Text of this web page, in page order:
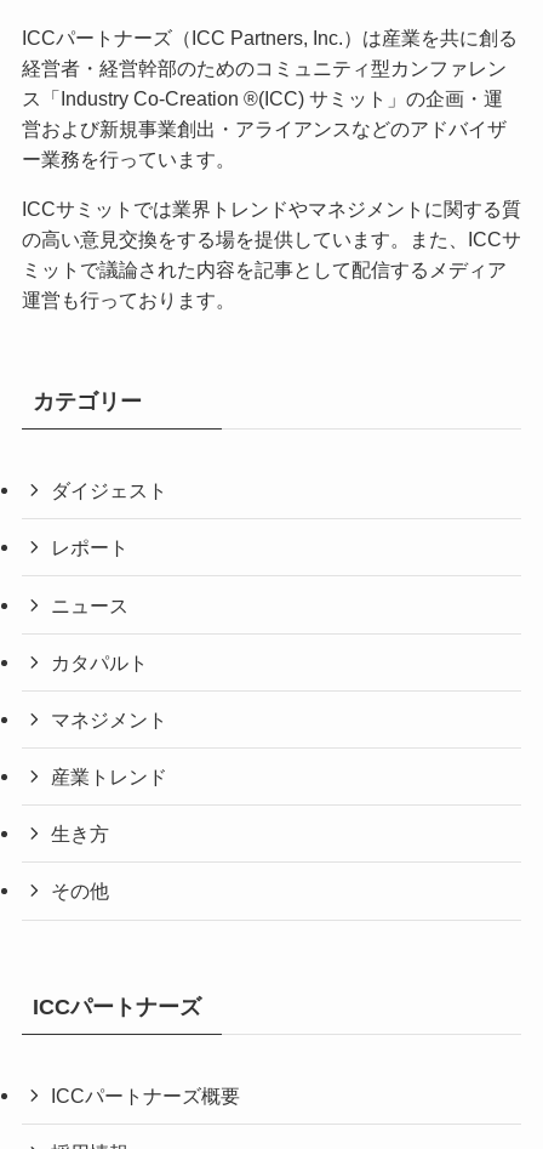
ICCパートナーズ（ICC Partners, Inc.）は産業を共に創る
経営者・経営幹部のためのコミュニティ型カンファレン
ス「Industry Co-Creation ®(ICC) サミット」の企画・運
営および新規事業創出・アライアンスなどのアドバイザ
ー業務を行っています。
ICCサミットでは業界トレンドやマネジメントに関する質
の高い意見交換をする場を提供しています。また、ICCサ
ミットで議論された内容を記事として配信するメディア
運営も行っております。
カテゴリー
ダイジェスト
レポート
ニュース
カタパルト
マネジメント
産業トレンド
生き方
その他
ICCパートナーズ
ICCパートナーズ概要